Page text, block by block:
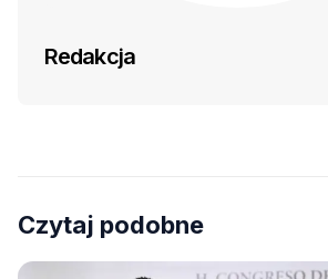
Redakcja
Czytaj podobne